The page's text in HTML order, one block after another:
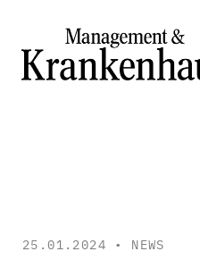
25.01.2024 • NEWS